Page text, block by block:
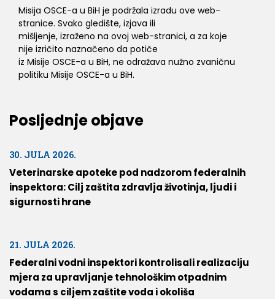
Misija OSCE-a u BiH je podržala izradu ove web-
stranice. Svako gledište, izjava ili
mišljenje, izraženo na ovoj web-stranici, a za koje
nije izričito naznačeno da potiče
iz Misije OSCE-a u BiH, ne odražava nužno zvaničnu
politiku Misije OSCE-a u BiH.
Posljednje objave
30. JULA 2026.
Veterinarske apoteke pod nadzorom federalnih
inspektora: Cilj zaštita zdravlja životinja, ljudi i
sigurnosti hrane
21. JULA 2026.
Federalni vodni inspektori kontrolisali realizaciju
mjera za upravljanje tehnološkim otpadnim
vodama s ciljem zaštite voda i okoliša